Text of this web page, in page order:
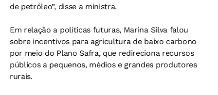
de petróleo”, disse a ministra.
Em relação a políticas futuras, Marina Silva falou
sobre incentivos para agricultura de baixo carbono
por meio do Plano Safra, que redireciona recursos
públicos a pequenos, médios e grandes produtores
rurais.